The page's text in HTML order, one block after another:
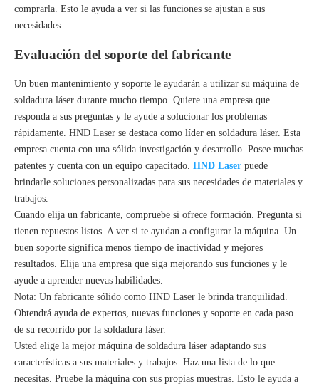
comprarla. Esto le ayuda a ver si las funciones se ajustan a sus
necesidades.
Evaluación del soporte del fabricante
Un buen mantenimiento y soporte le ayudarán a utilizar su máquina de
soldadura láser durante mucho tiempo. Quiere una empresa que
responda a sus preguntas y le ayude a solucionar los problemas
rápidamente. HND Laser se destaca como líder en soldadura láser. Esta
empresa cuenta con una sólida investigación y desarrollo. Posee muchas
patentes y cuenta con un equipo capacitado. HND Laser puede
brindarle soluciones personalizadas para sus necesidades de materiales y
trabajos.
Cuando elija un fabricante, compruebe si ofrece formación. Pregunta si
tienen repuestos listos. A ver si te ayudan a configurar la máquina. Un
buen soporte significa menos tiempo de inactividad y mejores
resultados. Elija una empresa que siga mejorando sus funciones y le
ayude a aprender nuevas habilidades.
Nota: Un fabricante sólido como HND Laser le brinda tranquilidad.
Obtendrá ayuda de expertos, nuevas funciones y soporte en cada paso
de su recorrido por la soldadura láser.
Usted elige la mejor máquina de soldadura láser adaptando sus
características a sus materiales y trabajos. Haz una lista de lo que
necesitas. Pruebe la máquina con sus propias muestras. Esto le ayuda a